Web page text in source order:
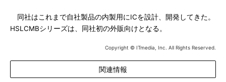
同社はこれまで自社製品の内製用にICを設計、開発してきた。
HSLCMBシリーズは、同社初の外販向けとなる。
Copyright © ITmedia, Inc. All Rights Reserved.
関連情報